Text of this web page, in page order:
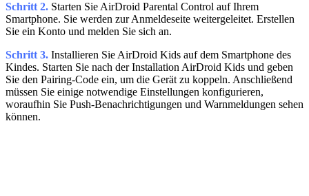
Schritt 2. Starten Sie AirDroid Parental Control auf Ihrem
Smartphone. Sie werden zur Anmeldeseite weitergeleitet. Erstellen
Sie ein Konto und melden Sie sich an.
Schritt 3. Installieren Sie AirDroid Kids auf dem Smartphone des
Kindes. Starten Sie nach der Installation AirDroid Kids und geben
Sie den Pairing-Code ein, um die Gerät zu koppeln. Anschließend
müssen Sie einige notwendige Einstellungen konfigurieren,
woraufhin Sie Push-Benachrichtigungen und Warnmeldungen sehen
können.